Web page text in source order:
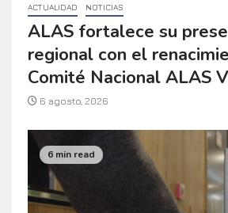
ACTUALIDAD NOTICIAS
ALAS fortalece su
regional con el
Comité Nacional ALAS
6 agosto, 2026
6 min read